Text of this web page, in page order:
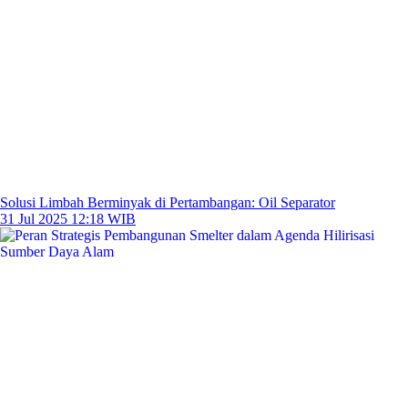
Solusi Limbah Berminyak di Pertambangan: Oil Separator
31 Jul 2025 12:18 WIB